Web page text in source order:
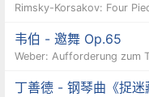
Rimsky-Korsakov: Four
韦伯 - 邀舞 Op.65
Weber: Aufforderung zum
丁善德 - 钢琴曲《捉